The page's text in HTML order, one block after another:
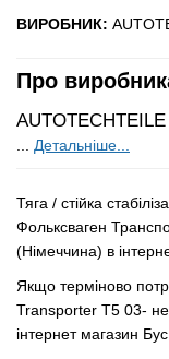
ВИРОБНИК:
Про
Детальніше...
Тяга / стійка
Фольксваген
(Німеччина) в
Якщо терміново
Transporter T5 03- не
інтернет магазин